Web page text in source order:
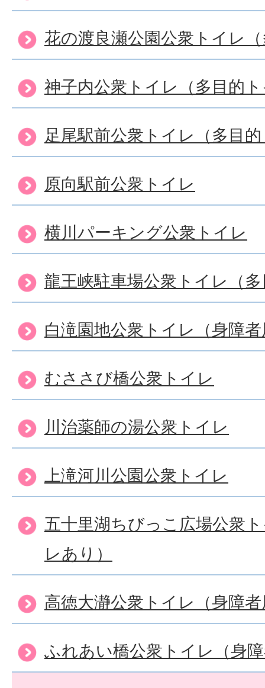
花の渡良瀬公園公衆トイレ
神子内公衆トイレ（多目的
足尾駅前公衆トイレ（多目
原向駅前公衆トイレ
横川パーキング公衆トイレ
龍王峡駐車場公衆トイレ（
白滝園地公衆トイレ（身障
むささび橋公衆トイレ
川治薬師の湯公衆トイレ
上滝河川公園公衆トイレ
五十里湖ちびっこ広場公衆
レあり）
高徳大瀞公衆トイレ（身障
ふれあい橋公衆トイレ（身